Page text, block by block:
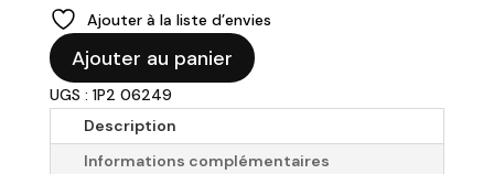
Ajouter à la liste d’envies
quantité
de
Coffret
tasses
Ajouter au panier
UGS : 1P2 06249
Description
Informations complémentaires